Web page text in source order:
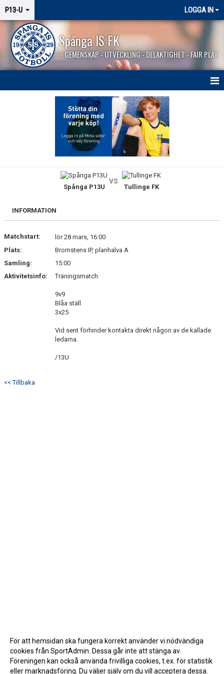
P13-U LOGGA IN
Spånga IS FK
- GEMENSKAP - UTVECKLING - DELAKTIGHET - FAIR PLAY
BILDGALLERI
KONTAKT
Spånga P13U
vs
Tullinge FK
INFORMATION
Matchstart:
lör 28 mars, 16:00
Plats:
Bromstens IP, planhalva A
Samling:
15:00
Aktivitetsinfo:
Träningsmatch
9v9
Blåa ställ
3x25
Vid sent förhinder kontakta direkt någon av de kallade
ledarna.
/13U
<< Tillbaka
För att hemsidan ska fungera korrekt använder vi nödvändiga
cookies från SportAdmin. Dessa går inte att stänga av.
Föreningen kan också använda frivilliga cookies, t.ex. för statistik
eller marknadsföring. Du väljer själv om du vill acceptera dessa.